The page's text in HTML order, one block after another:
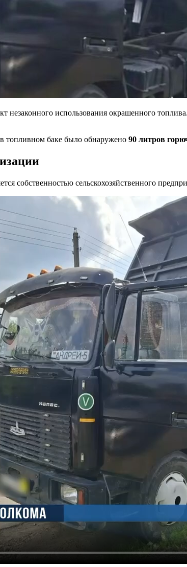
незаконного использования окрашенного
топливном баке было обнаружено 90 литров
собственностью сельскохозяйственного